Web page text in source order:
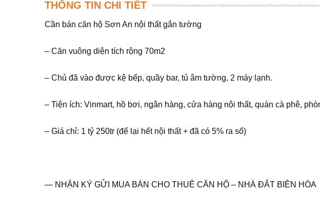
THÔNG TIN CHI TIẾT
Cần bán căn hộ Sơn An nội thất gắn tường
– Căn vuông diện tích rộng 70m2
– Chủ đã vào được kệ bếp, quầy bar, tủ âm tường, 2 máy lạnh.
– Tiện ích: Vinmart, hồ bơi, ngân hàng, cửa hàng nội thất, quán cà phê,
– Giá chỉ: 1 tỷ 250tr (để lại hết nội thất + đã có 5% ra sổ)
— NHẬN KÝ GỬI MUA BÁN CHO THUÊ CĂN HỘ – NHÀ ĐẤT BIÊN HÒA